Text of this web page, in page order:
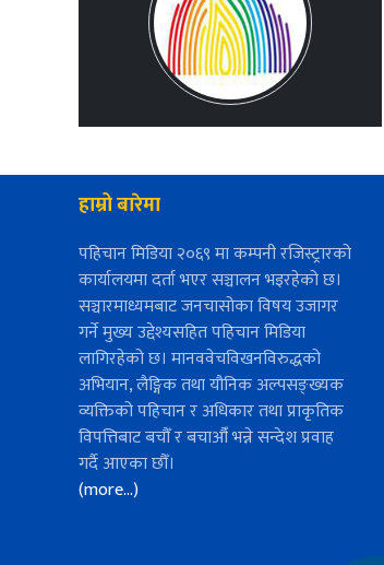
हाम्रो बारेमा
पहिचान मिडिया २०६९ मा कम्पनी रजिस्ट्रारको
कार्यालयमा दर्ता भएर सञ्चालन भइरहेको छ।
सञ्चारमाध्यमबाट जनचासोका विषय उजागर
गर्ने मुख्य उद्देश्यसहित पहिचान मिडिया
लागिरहेको छ। मानववेचविखनविरुद्धको
अभियान, लैङ्गिक तथा यौनिक अल्पसङ्ख्यक
व्यक्तिको पहिचान र अधिकार तथा प्राकृतिक
विपत्तिबाट बचौँ र बचाऔँ भन्ने सन्देश प्रवाह
गर्दै आएका छौँ।
(more…)